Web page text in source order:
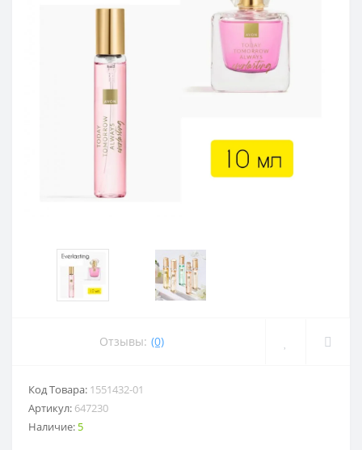
Отзывы: (0)
Код Товара: 1551432-01
Артикул: 647230
Наличие: 5